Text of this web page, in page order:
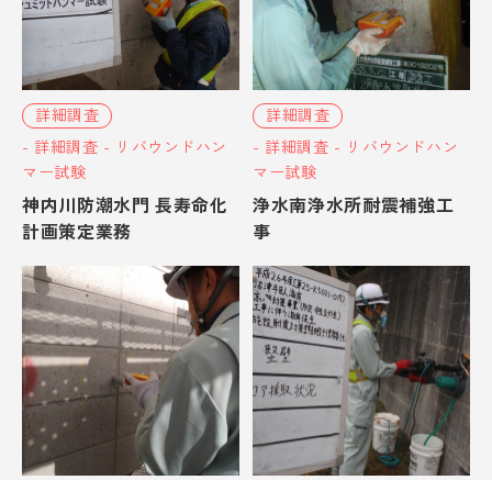
詳細調査
- 詳細調査 - リバウンドハン
マー試験
神内川防潮水門 長寿命化
計画策定業務
詳細調査
- 詳細調査 - リバウンドハン
マー試験
浄水南浄水所耐震補強工
事